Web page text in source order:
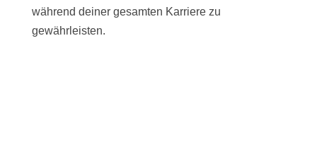
während deiner gesamten Karriere zu
gewährleisten.